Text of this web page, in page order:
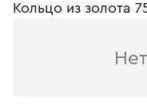
Кольцо из золота